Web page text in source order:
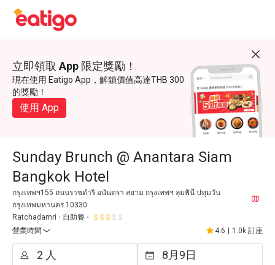
立即領取 App 限定獎勵！
現在使用 Eatigo App，解鎖價值高達THB 300
的獎勵！
使用 App
Sunday Brunch @ Anantara Siam
Bangkok Hotel
กรุงเทพฯ155 ถนนราชดำริ อนันตรา สยาม กรุงเทพฯ ลุมพินี ปทุมวัน
กรุงเทพมหานคร 10330
Ratchadamri
自助餐
營業時間
4.6 1.0k 訂座